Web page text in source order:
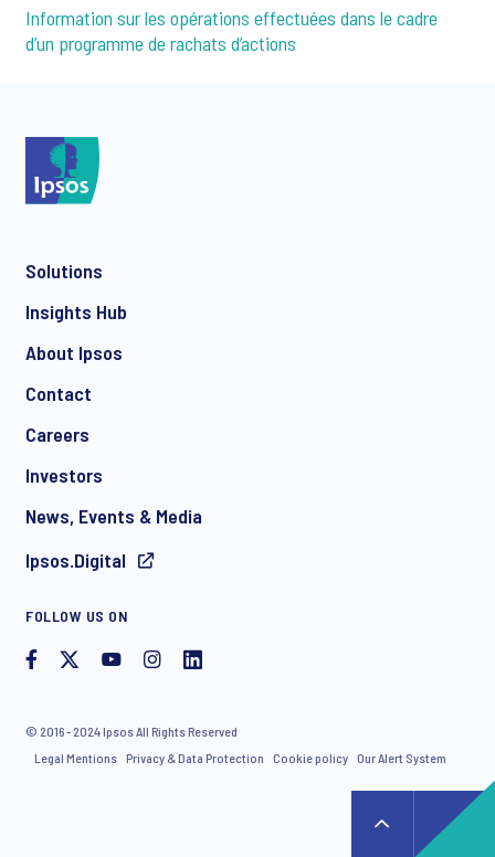
Information sur les opérations effectuées dans le cadre
d’un programme de rachats d’actions
Solutions
Insights Hub
About Ipsos
Contact
Careers
Investors
News, Events & Media
Ipsos.Digital
FOLLOW US ON
© 2016 - 2024 Ipsos All Rights Reserved
Legal Mentions Privacy & Data Protection Cookie policy Our Alert System